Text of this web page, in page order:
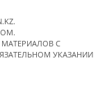
C
УКАЗАНИИ